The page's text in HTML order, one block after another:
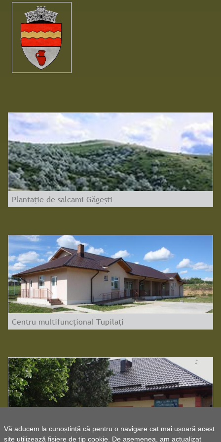
Vă aducem la cunoștință că pentru o navigare cat mai ușoară acest
site utilizează fișiere de tip cookie. De asemenea, am actualizat
Plantație de salcami Găgești
Centru multifuncțional Tupilați